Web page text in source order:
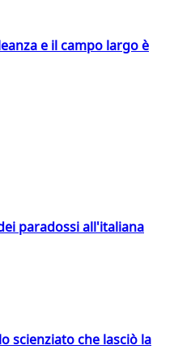
e il campo largo è
paradossi all'italiana
scienziato che lasciò la